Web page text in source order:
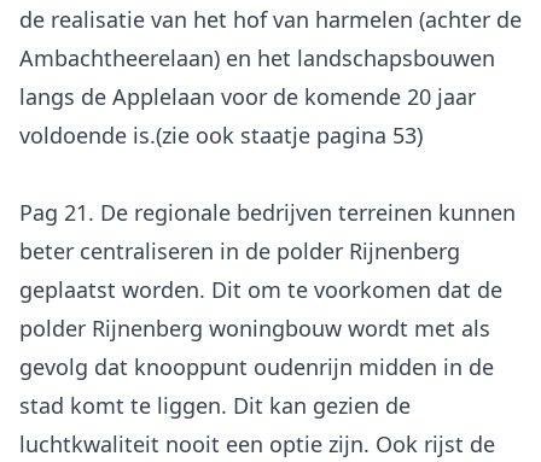
de realisatie van het hof van harmelen (achter de
Ambachtheerelaan) en het landschapsbouwen
langs de Applelaan voor de komende 20 jaar
voldoende is.(zie ook staatje pagina 53)
Pag 21. De regionale bedrijven terreinen kunnen
beter centraliseren in de polder Rijnenberg
geplaatst worden. Dit om te voorkomen dat de
polder Rijnenberg woningbouw wordt met als
gevolg dat knooppunt oudenrijn midden in de
stad komt te liggen. Dit kan gezien de
luchtkwaliteit nooit een optie zijn. Ook rijst de